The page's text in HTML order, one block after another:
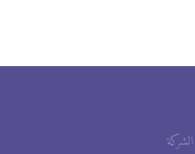
الشركة